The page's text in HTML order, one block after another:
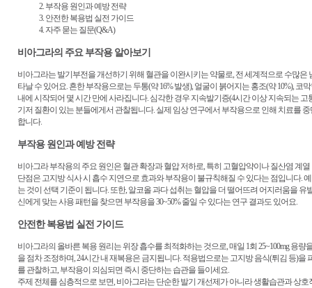
부작용 원인과 예방 전략
안전한 복용법 실전 가이드
자주 묻는 질문(Q&A)
비아그라의 주요 부작용 알아보기
비아그라는 발기부전을 개선하기 위해 혈관을 이완시키는 약물로, 전 세계적으로 수많
타날 수 있어요. 흔한 부작용으로는 두통(약 16% 발생), 얼굴이 붉어지는 홍조(약 10%),
내에 시작되어 몇 시간 만에 사라집니다. 심각한 경우 지속발기증(4시간 이상 지속되는
기저 질환이 있는 분들에게서 관찰됩니다. 실제 임상 연구에서 부작용으로 인해 치료를
합니다.
부작용 원인과 예방 전략
비아그라 부작용의 주요 원인은 혈관 확장과 혈압 저하로, 특히 고혈압약이나 질산염 계
단점은 고지방 식사 시 흡수 지연으로 효과와 부작용이 불규칙해질 수 있다는 점입니다.
는 것이 선택 기준이 됩니다. 또한, 알코올 과다 섭취는 혈압을 더 떨어뜨려 어지러움을
신에게 맞는 사용 패턴을 찾으면 부작용을 30~50% 줄일 수 있다는 연구 결과도 있어요.
안전한 복용법 실전 가이드
비아그라의 올바른 복용 원리는 위장 흡수를 최적화하는 것으로, 매일 1회 25~100mg 용
을 점차 조정하며, 24시간 내 재복용은 금지됩니다. 적용법으로는 고지방 음식(튀김 등)
를 관찰하고, 부작용이 의심되면 즉시 중단하는 습관을 들이세요.
주제 전체를 심층적으로 보면, 비아그라는 단순한 발기 개선제가 아니라 생활습관과 상